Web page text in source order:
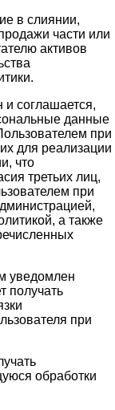
в слиянии,
части или
активов
соглашается,
данные
при
для реализации
что
третьих лиц,
при
а также
уведомлен
получать
при
обработки